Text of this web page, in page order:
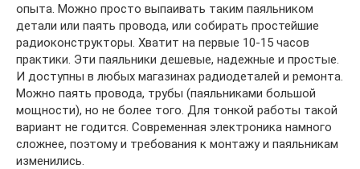
опыта. Можно просто выпаивать таким паяльником
детали или паять провода, или собирать простейшие
радиоконструкторы. Хватит на первые 10-15 часов
практики. Эти паяльники дешевые, надежные и простые.
И доступны в любых магазинах радиодеталей и ремонта.
Можно паять провода, трубы (паяльниками большой
мощности), но не более того. Для тонкой работы такой
вариант не годится. Современная электроника намного
сложнее, поэтому и требования к монтажу и паяльникам
изменились.